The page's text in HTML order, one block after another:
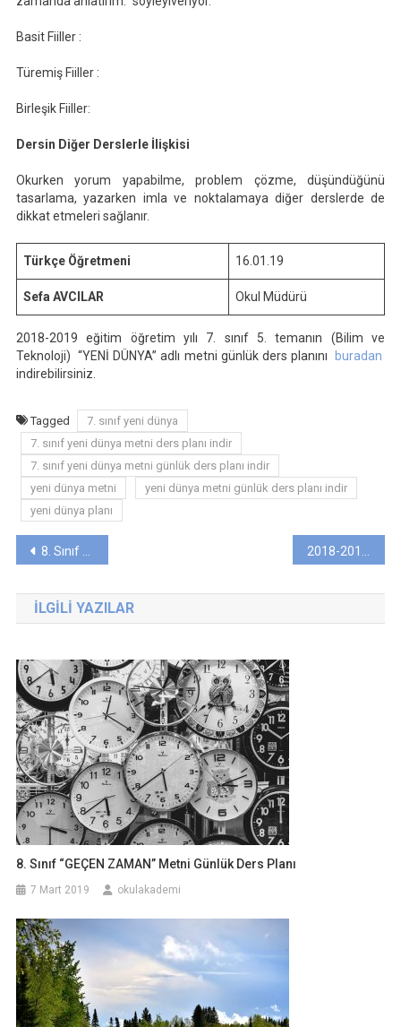
Basit Fiiller :
Türemiş Fiiller :
Birleşik Fiiller:
Dersin Diğer Derslerle İlişkisi
Okurken yorum yapabilme, problem çözme, düşündüğünü
tasarlama, yazarken imla ve noktalamaya diğer derslerde de
dikkat etmeleri sağlanır.
Türkçe Öğretmeni 16.01.19
Sefa AVCILAR Okul Müdürü
2018-2019 eğitim öğretim yılı 7. sınıf 5. temanın (Bilim ve
Teknoloji) “YENİ DÜNYA” adlı metni günlük ders planını
buradan
indirebilirsiniz.
Tagged
7. sınıf yeni dünya
7. sınıf yeni dünya metni ders planı indir
7. sınıf yeni dünya metni günlük ders planı indir
yeni dünya metni
yeni dünya metni günlük ders planı indir
yeni dünya planı
Yazı
gezinmesi
8. Sınıf “ERGENEKON DESTANI” Metni Günlük Ders Planı
İLGILI YAZILAR
8. Sınıf “GEÇEN ZAMAN” Metni Günlük Ders Planı
7 Mart 2019 okulakademi